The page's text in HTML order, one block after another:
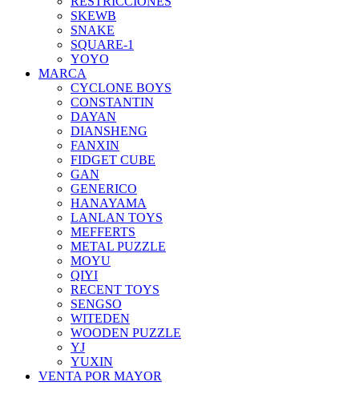
SKEWB
SNAKE
SQUARE-1
YOYO
MARCA
CYCLONE BOYS
CONSTANTIN
DAYAN
DIANSHENG
FANXIN
FIDGET CUBE
GAN
GENERICO
HANAYAMA
LANLAN TOYS
MEFFERTS
METAL PUZZLE
MOYU
QIYI
RECENT TOYS
SENGSO
WITEDEN
WOODEN PUZZLE
YJ
YUXIN
VENTA POR MAYOR